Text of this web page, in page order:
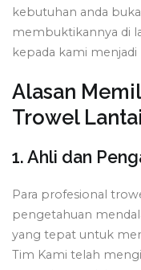
kebutuhan anda
membuktikannya di
kepada kami
Alasan
Trowel
1. Ahli dan
Para profesional
pengetahuan
yang tepat untuk
Tim Kami telah